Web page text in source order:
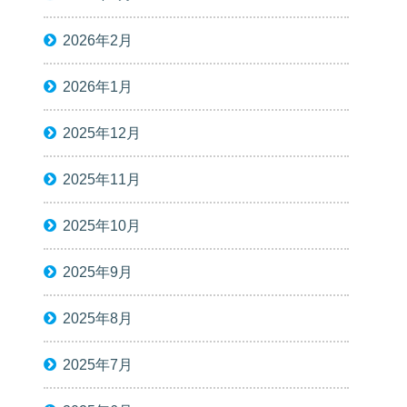
2026年2月
2026年1月
2025年12月
2025年11月
2025年10月
2025年9月
2025年8月
2025年7月